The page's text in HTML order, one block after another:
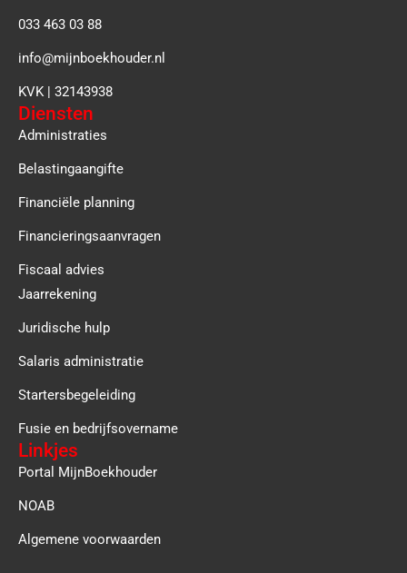
033 463 03 88
info@mijnboekhouder.nl
KVK | 32143938
Diensten
Administraties
Belastingaangifte
Financiële planning
Financieringsaanvragen
Fiscaal advies
Jaarrekening
Juridische hulp
Salaris administratie
Startersbegeleiding
Fusie en bedrijfsovername
Linkjes
Portal MijnBoekhouder
NOAB
Algemene voorwaarden